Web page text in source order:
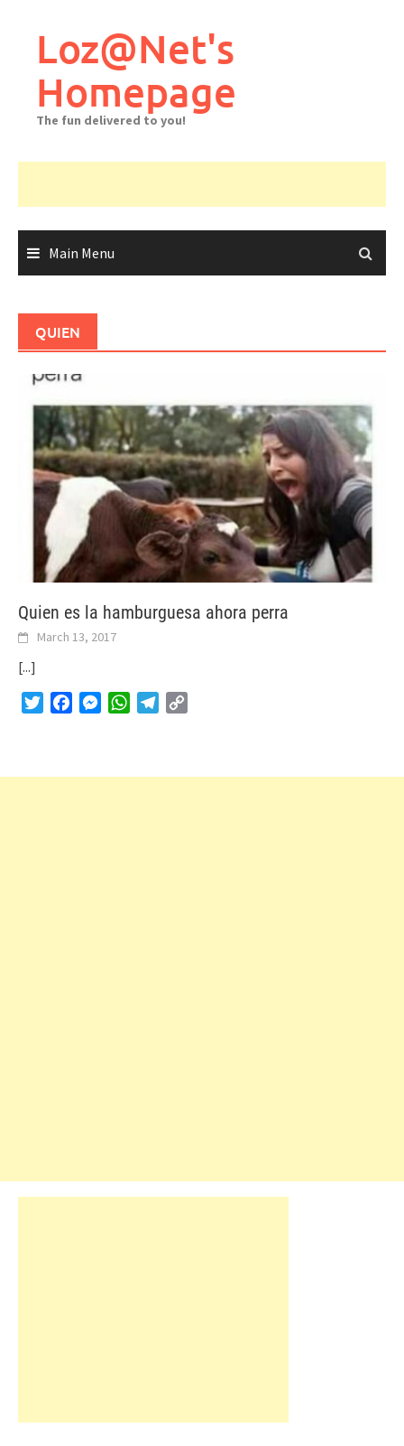
Loz@Net's
Homepage
The fun delivered to you!
Main Menu
QUIEN
Quien es la hamburguesa ahora perra
March 13, 2017
[...]
TwitterFacebookMessengerWhatsAppTelegram